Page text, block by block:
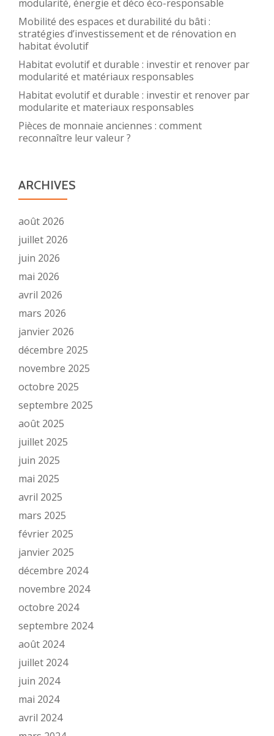
modularité, énergie et déco éco-responsable
Mobilité des espaces et durabilité du bâti :
stratégies d’investissement et de rénovation en
habitat évolutif
Habitat evolutif et durable : investir et renover par
modularité et matériaux responsables
Habitat evolutif et durable : investir et renover par
modularite et materiaux responsables
Pièces de monnaie anciennes : comment
reconnaître leur valeur ?
ARCHIVES
août 2026
juillet 2026
juin 2026
mai 2026
avril 2026
mars 2026
janvier 2026
décembre 2025
novembre 2025
octobre 2025
septembre 2025
août 2025
juillet 2025
juin 2025
mai 2025
avril 2025
mars 2025
février 2025
janvier 2025
décembre 2024
novembre 2024
octobre 2024
septembre 2024
août 2024
juillet 2024
juin 2024
mai 2024
avril 2024